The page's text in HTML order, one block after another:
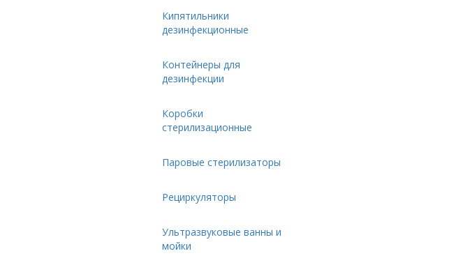
Кипятильники
дезинфекционные
Контейнеры для
дезинфекции
Коробки
стерилизационные
Паровые стерилизаторы
Рециркуляторы
Ультразвуковые ванны и
мойки